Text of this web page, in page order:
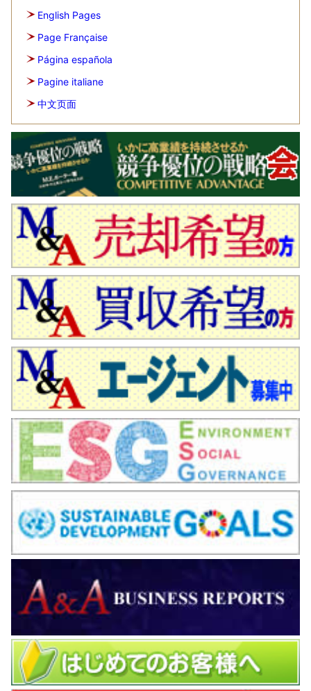
English Pages
Page Française
Página española
Pagine italiane
中文页面